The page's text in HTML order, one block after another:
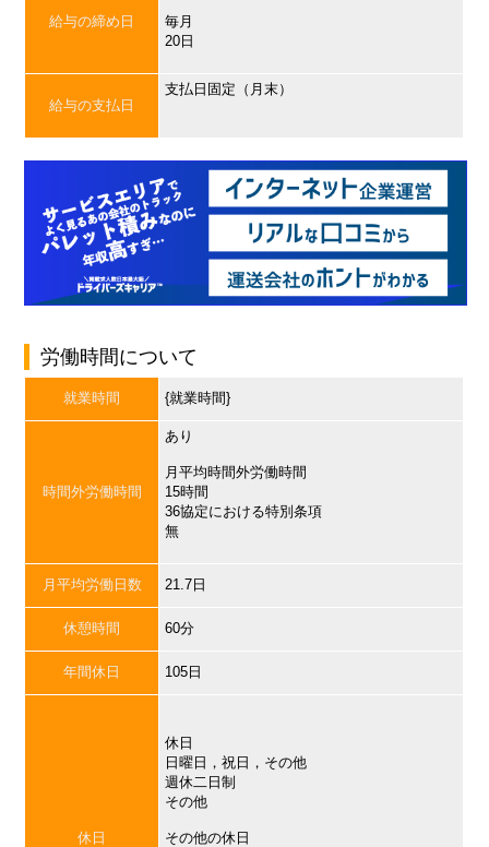
給与の締め日
毎月
20日
給与の支払日
支払日固定（月末）
労働時間について
就業時間 {就業時間}
時間外労働時間
あり
月平均時間外労働時間
15時間
36協定における特別条項
無
月平均労働日数 21.7日
休憩時間 60分
年間休日 105日
休日
休日
日曜日，祝日，その他
週休二日制
その他
その他の休日